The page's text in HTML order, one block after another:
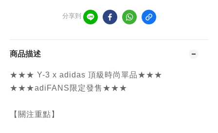
分享到
商品描述
★★★ Y-3 x adidas 頂級時尚單品★★★
★★★adiFANS限定發售 ★★★
【關注重點】